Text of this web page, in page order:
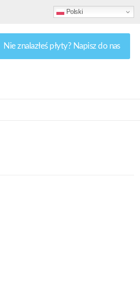
Polski
Nie znalazłeś płyty? Napisz do nas